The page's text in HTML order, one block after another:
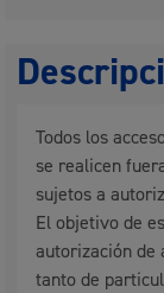
Todos los
se realicen
sujetos a
El objetivo de
autorización de
tanto de